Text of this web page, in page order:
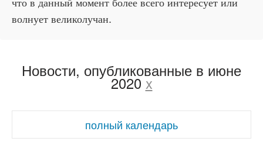
волнует великолучан.
Новости, опубликованные в июне
2020 x
полный календарь